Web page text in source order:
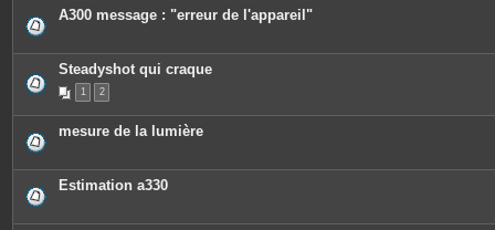
A300 message : "erreur de l'appareil"
Steadyshot qui craque
1 2
mesure de la lumière
Estimation a330